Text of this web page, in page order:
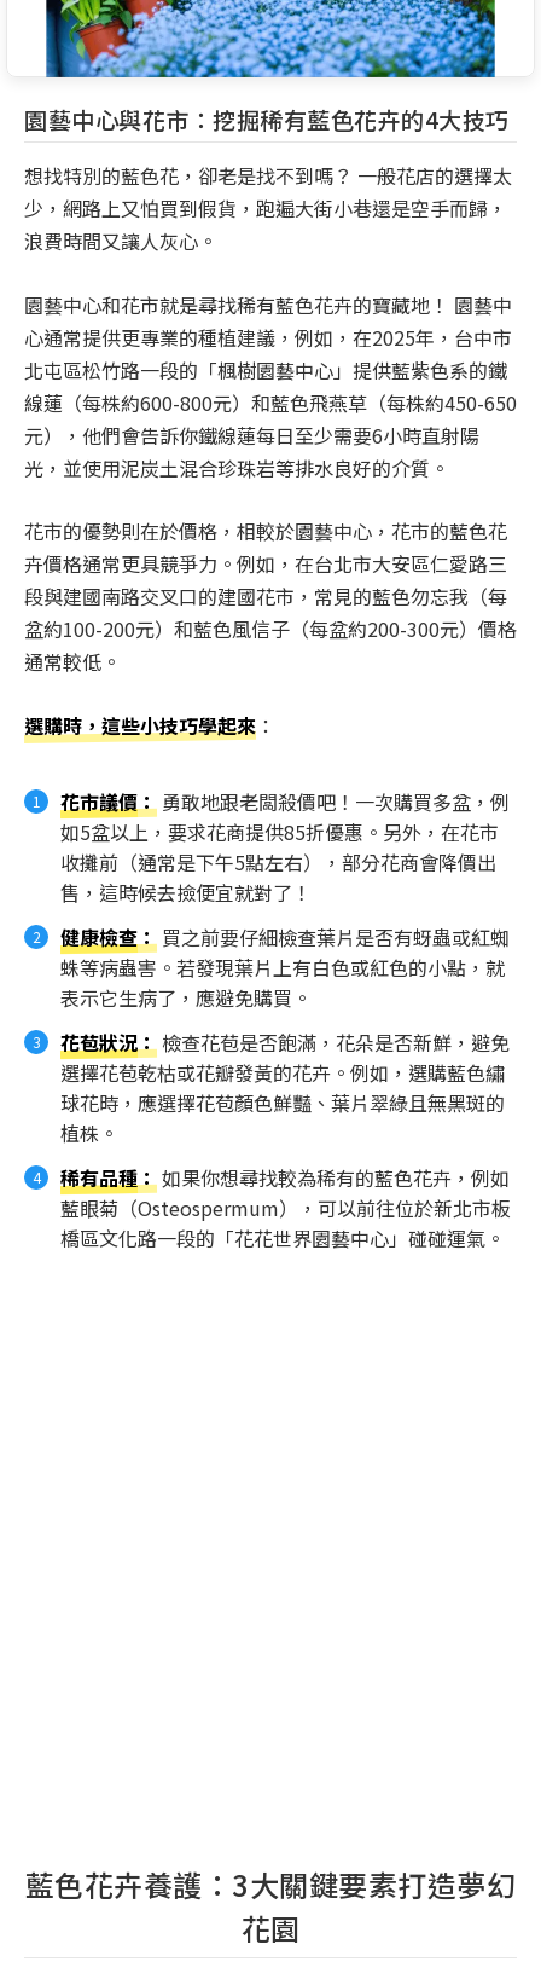
園藝中心與花市：挖掘稀有藍色花卉的4大技巧
想找特別的藍色花，卻老是找不到嗎？ 一般花店的選擇太
少，網路上又怕買到假貨，跑遍大街小巷還是空手而歸，
浪費時間又讓人灰心。
園藝中心和花市就是尋找稀有藍色花卉的寶藏地！ 園藝中
心通常提供更專業的種植建議，例如，在2025年，台中市
北屯區松竹路一段的「楓樹園藝中心」提供藍紫色系的鐵
線蓮（每株約600-800元）和藍色飛燕草（每株約450-650
元），他們會告訴你鐵線蓮每日至少需要6小時直射陽
光，並使用泥炭土混合珍珠岩等排水良好的介質。
花市的優勢則在於價格，相較於園藝中心，花市的藍色花
卉價格通常更具競爭力。例如，在台北市大安區仁愛路三
段與建國南路交叉口的建國花市，常見的藍色勿忘我（每
盆約100-200元）和藍色風信子（每盆約200-300元）價格
通常較低。
選購時，這些小技巧學起來 ：
花市議價 ： 勇敢地跟老闆殺價吧！一次購買多盆，例
如5盆以上，要求花商提供85折優惠。另外，在花市
收攤前（通常是下午5點左右），部分花商會降價出
售，這時候去撿便宜就對了！
健康檢查 ： 買之前要仔細檢查葉片是否有蚜蟲或紅蜘
蛛等病蟲害。若發現葉片上有白色或紅色的小點，就
表示它生病了，應避免購買。
花苞狀況 ： 檢查花苞是否飽滿，花朵是否新鮮，避免
選擇花苞乾枯或花瓣發黃的花卉。例如，選購藍色繡
球花時，應選擇花苞顏色鮮豔、葉片翠綠且無黑斑的
植株。
稀有品種 ： 如果你想尋找較為稀有的藍色花卉，例如
藍眼菊（Osteospermum），可以前往位於新北市板
橋區文化路一段的「花花世界園藝中心」碰碰運氣。
藍色花卉養護：3大關鍵要素打造夢幻
花園